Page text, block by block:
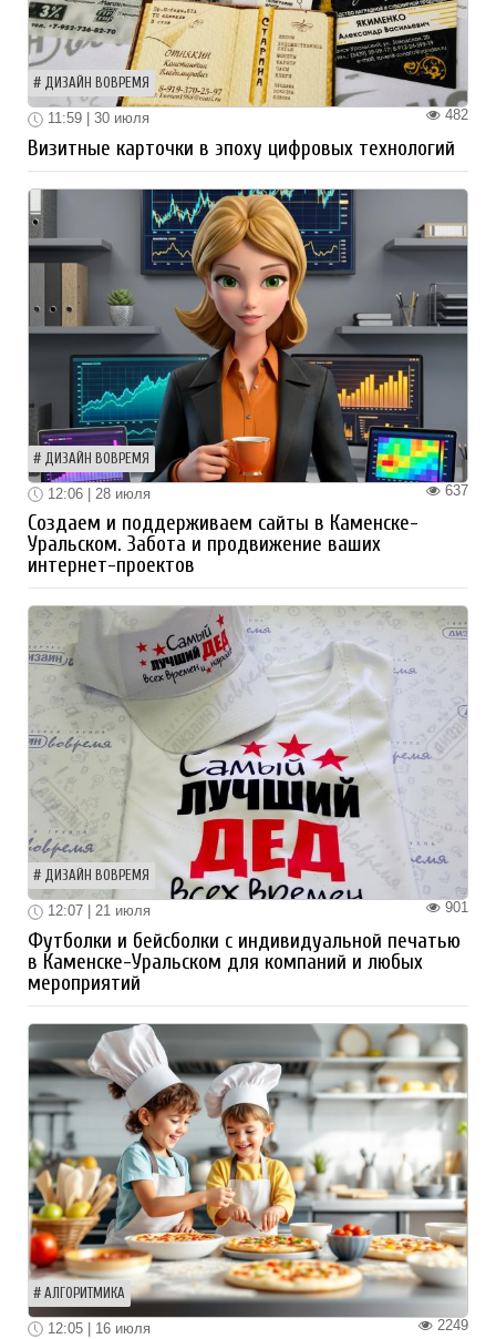
ДИЗАЙН ВОВРЕМЯ
482
11:59 | 30 июля
Визитные карточки в эпоху цифровых технологий
ДИЗАЙН ВОВРЕМЯ
637
12:06 | 28 июля
Создаем и поддерживаем сайты в Каменске-
Уральском. Забота и продвижение ваших
интернет-проектов
ДИЗАЙН ВОВРЕМЯ
901
12:07 | 21 июля
Футболки и бейсболки с индивидуальной печатью
в Каменске-Уральском для компаний и любых
мероприятий
АЛГОРИТМИКА
2249
12:05 | 16 июля